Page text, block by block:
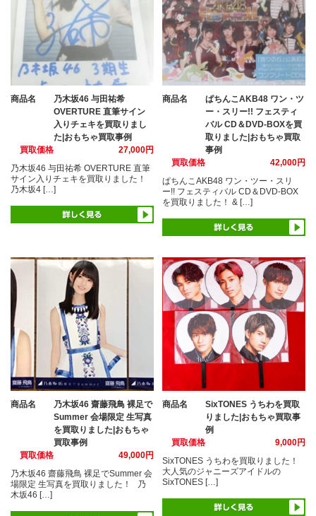
商品名
乃木坂46 与田祐希
OVERTURE 直筆サイン
入りチェキを買取りまし
た|おもちゃ買取事例
買取価格
27,000円
乃木坂46 与田祐希 OVERTURE 直筆
サイン入りチェキを買取りました！
乃木坂4 […]
商品名
ぱちんこAKB48 ワン・ツ
ー・スリー!! フェスティ
バル CD＆DVD-BOXを買
取りました|おもちゃ買取
事例
買取価格
42,000円
ぱちんこAKB48 ワン・ツー・スリ
ー!! フェスティバル CD＆DVD-BOX
を買取りました！ & […]
商品名
乃木坂46 齋藤飛鳥 裸足で
Summer 会場限定 生写真
を買取りました|おもちゃ
買取事例
買取価格
49,000円
乃木坂46 齋藤飛鳥 裸足でSummer 会
場限定 生写真を買取りました！ 乃
木坂46 […]
商品名
SixTONES うちわを買取
りました|おもちゃ買取事
例
買取価格
9,000円
SixTONES うちわを買取りました！
大人気のジャニーズアイドルの
SixTONES […]